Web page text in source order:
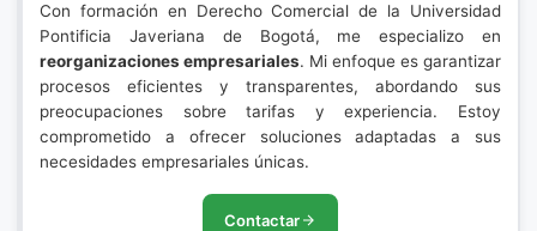
Con formación en Derecho Comercial de la Universidad
Pontificia Javeriana de Bogotá, me especializo en
reorganizaciones empresariales. Mi enfoque es garantizar
procesos eficientes y transparentes, abordando sus
preocupaciones sobre tarifas y experiencia. Estoy
comprometido a ofrecer soluciones adaptadas a sus
necesidades empresariales únicas.
Contactar